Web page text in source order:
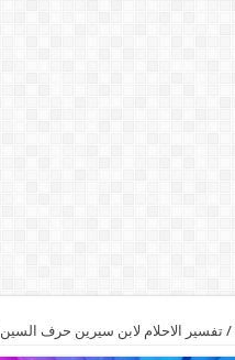
/ تفسير الاحلام لابن سيرين حرف السين